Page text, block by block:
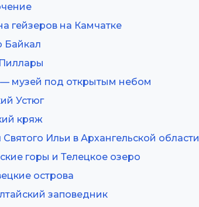
гейзеров на Камчатке
Байкал
музей под открытым небом
Устюг
кряж
Ильи в Архангельской области
горы и Телецкое озеро
острова
заповедник